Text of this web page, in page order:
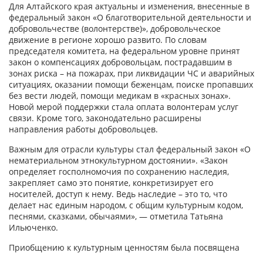
Для Алтайского края актуальны и изменения, внесенные в
федеральный закон «О благотворительной деятельности и
добровольчестве (волонтерстве)», добровольческое
движение в регионе хорошо развито. По словам
председателя комитета, на федеральном уровне принят
закон о компенсациях добровольцам, пострадавшим в
зонах риска – на пожарах, при ликвидации ЧС и аварийных
ситуациях, оказании помощи беженцам, поиске пропавших
без вести людей, помощи медикам в «красных зонах».
Новой мерой поддержки стала оплата волонтерам услуг
связи. Кроме того, законодательно расширены
направления работы добровольцев.
Важным для отрасли культуры стал федеральный закон «О
нематериальном этнокультурном достоянии». «Закон
определяет госполномочия по сохранению наследия,
закрепляет само это понятие, конкретизирует его
носителей, доступ к нему. Ведь наследие – это то, что
делает нас единым народом, с общим культурным кодом,
песнями, сказками, обычаями», — отметила Татьяна
Ильюченко.
Приобщению к культурным ценностям была посвящена